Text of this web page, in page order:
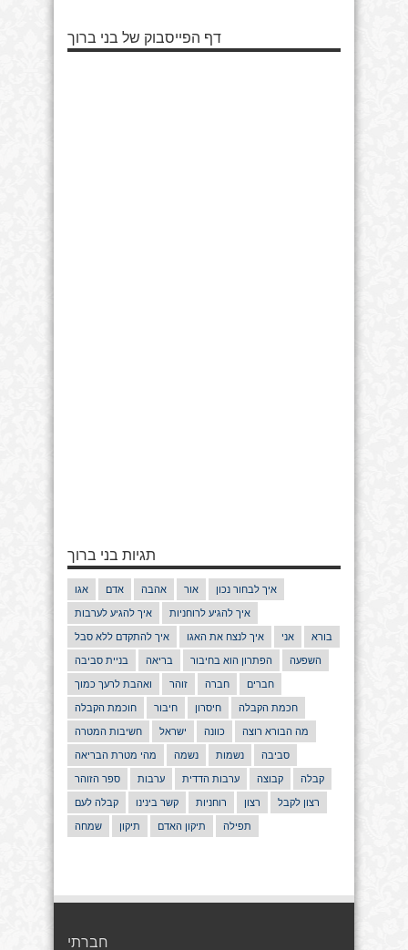
דף הפייסבוק של בני ברוך
תגיות בני ברוך
אגו אדם אהבה אור איך לבחור נכון
איך להגיע לערבות איך להגיע לרוחניות
איך להתקדם ללא סבל איך לנצח את האגו אני בורא
בניית סביבה בריאה הפתרון הוא בחיבור השפעה
ואהבת לרעך כמוך זוהר חברה חברים
חוכמת הקבלה חיבור חיסרון חכמת הקבלה
חשיבות המטרה ישראל כוונה מה הבורא רוצה
מהי מטרת הבריאה נשמה נשמות סביבה
ספר הזוהר ערבות ערבות הדדית קבוצה קבלה
קבלה לעם קשר בינינו רוחניות רצון רצון לקבל
שמחה תיקון תיקון האדם תפילה
חברתי